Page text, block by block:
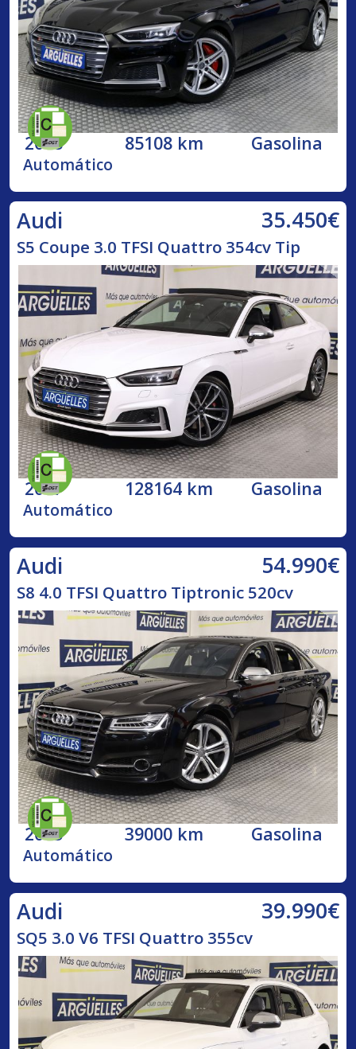
2018 85108 km Gasolina
Automático
Audi 35.450€
S5 Coupe 3.0 TFSI Quattro 354cv Tip
2017 128164 km Gasolina
Automático
Audi 54.990€
S8 4.0 TFSI Quattro Tiptronic 520cv
2015 39000 km Gasolina
Automático
Audi 39.990€
SQ5 3.0 V6 TFSI Quattro 355cv